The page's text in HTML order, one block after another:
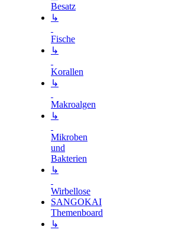
Besatz
↳
Fische
↳
Korallen
↳
Makroalgen
↳
Mikroben
und
Bakterien
↳
Wirbellose
SANGOKAI
Themenboard
↳